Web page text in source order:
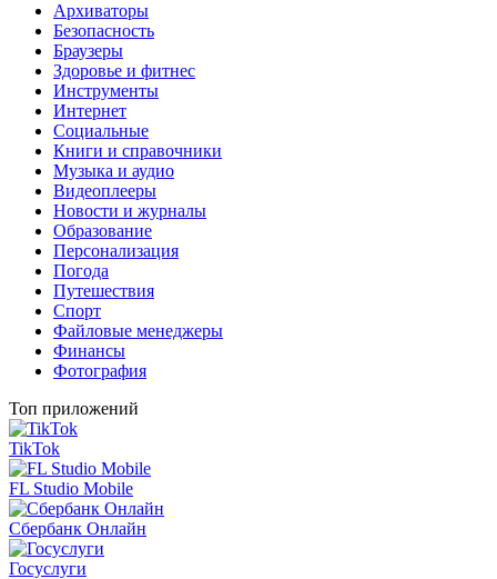
Архиваторы
Безопасность
Браузеры
Здоровье и фитнес
Инструменты
Интернет
Социальные
Книги и справочники
Музыка и аудио
Видеоплееры
Новости и журналы
Образование
Персонализация
Погода
Путешествия
Спорт
Файловые менеджеры
Финансы
Фотография
Топ приложений
TikTok
FL Studio Mobile
Сбербанк Онлайн
Госуслуги